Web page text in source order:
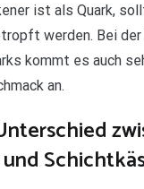
ist als Quark,
werden. Bei der
kommt es auch
an.